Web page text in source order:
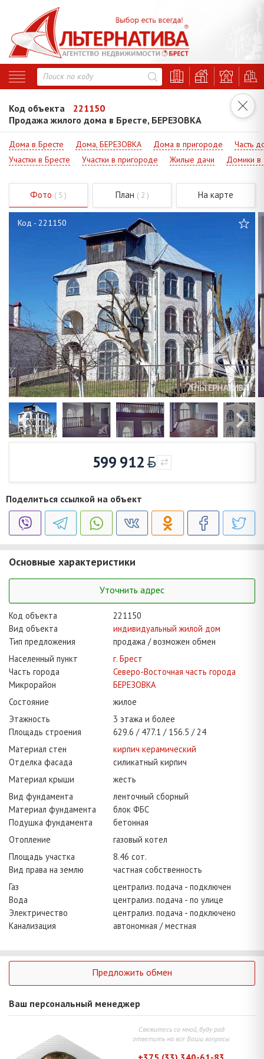
Код объекта
221150
Продажа жилого дома в Бресте, БЕРЕЗОВКА
Дома в Бресте Дома, БЕРЕЗОВКА Дома в пригороде
Часть
Участки в Бресте
Участки в пригороде Жилые дачи Домики в
Фото ( 5 ) План ( 2 ) На карте
Код - 221150
599 912
Поделиться ссылкой на объект
Основные характеристики
Уточнить адрес
Код объекта
221150
Вид объекта
индивидуальный жилой дом
Тип предложения
продажа / возможен обмен
Населенный пункт
г. Брест
Часть города
Северо-Восточная часть города
Микрорайон
БЕРЕЗОВКА
Состояние
жилое
Этажность
3 этажа и более
Площадь строения
629.6 477.1 156.5
24
Материал стен
кирпич керамический
Отделка фасада
силикатный кирпич
Материал крыши
жесть
Вид фундамента
ленточный сборный
Материал фундамента
блок ФБС
Подушка фундамента
бетонная
Отопление
газовый котел
Площадь участка
8.46 сот.
Вид права на землю
частная собственность
Газ
централиз. подача - подключен
Вода
централиз. подача - по улице
Электричество
централиз. подача - подключено
Канализация
автономная / местная
Предложить обмен
Ваш персональный менеджер
Свяжитесь со мной, буду рад
ответить на все Ваши вопросы